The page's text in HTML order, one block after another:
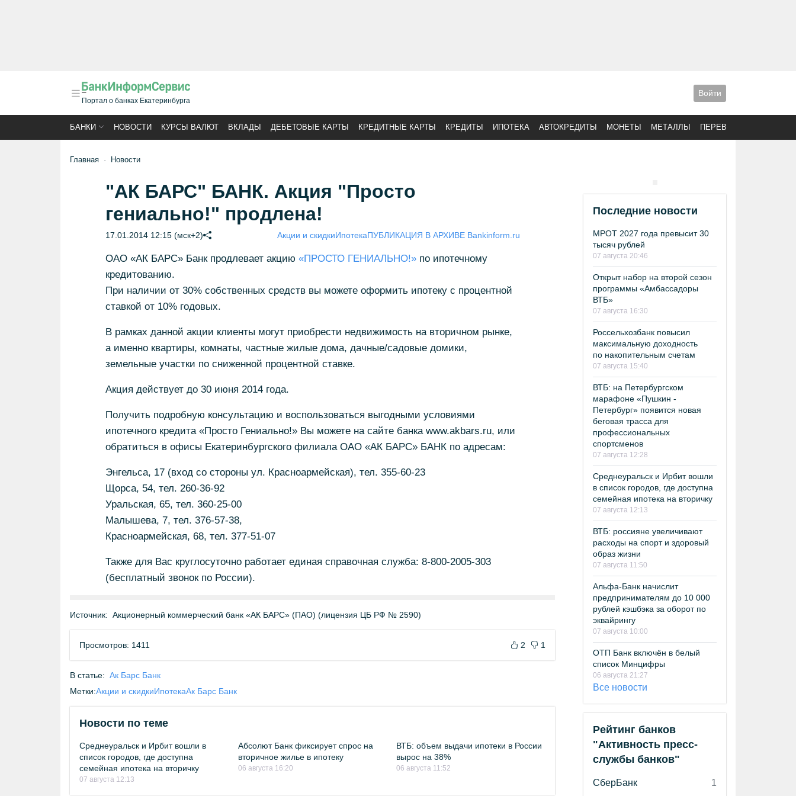
Портал о банках Екатеринбурга
Войти
БАНКИ НОВОСТИ КУРСЫ ВАЛЮТ ВКЛАДЫ ДЕБЕТОВЫЕ КАРТЫ КРЕДИТНЫЕ КАРТЫ КРЕДИТЫ ИПОТЕКА АВТОКРЕДИТЫ МОНЕТЫ МЕТАЛЛЫ ПЕРЕВОДЫ
Главная Новости
"АК БАРС" БАНК. Акция "Просто
гениально!" продлена!
17.01.2014 12:15 (мск+2) Акции и скидкиИпотекаПУБЛИКАЦИЯ В АРХИВЕ Bankinform.ru
ОАО «АК БАРС» Банк продлевает акцию «ПРОСТО ГЕНИАЛЬНО!»по ипотечному
кредитованию.
При наличии от 30% собственных средств вы можете оформить ипотеку с процентной
ставкой от 10% годовых.
В рамках данной акции клиенты могут приобрести недвижимость на вторичном рынке,
а именно квартиры, комнаты, частные жилые дома, дачные/садовые домики,
земельные участки по сниженной процентной ставке.
Акция действует до 30 июня 2014 года.
Получить подробную консультацию и воспользоваться выгодными условиями
ипотечного кредита «Просто Гениально!» Вы можете на сайте банка www.akbars.ru, или
обратиться в офисы Екатеринбургского филиала ОАО «АК БАРС» БАНК по адресам:
Энгельса, 17 (вход со стороны ул. Красноармейская), тел. 355-60-23
Щорса, 54, тел. 260-36-92
Уральская, 65, тел. 360-25-00
Малышева, 7, тел. 376-57-38,
Красноармейская, 68, тел. 377-51-07
Также для Вас круглосуточно работает единая справочная служба: 8-800-2005-303
(бесплатный звонок по России).
Источник: Акционерный коммерческий банк «АК БАРС» (ПАО) (лицензия ЦБ РФ № 2590)
Просмотров: 1411 2 1
В статье: Ак Барс Банк
Метки:Акции и скидкиИпотекаАк Барс Банк
Новости по теме
Среднеуральск и Ирбит вошли в
список городов, где доступна
семейная ипотека на вторичку
07 августа 12:13
Абсолют Банк фиксирует спрос на
вторичное жилье в ипотеку
06 августа 16:20
ВТБ: объем выдачи ипотеки в России
вырос на 38%
06 августа 11:52
Последние новости
МРОТ 2027 года превысит 30
тысяч рублей
07 августа 20:46
Открыт набор на второй сезон
программы «Амбассадоры
ВТБ»
07 августа 16:30
Россельхозбанк повысил
максимальную доходность
по накопительным счетам
07 августа 15:40
ВТБ: на Петербургском
марафоне «Пушкин -
Петербург» появится новая
беговая трасса для
профессиональных
спортсменов
07 августа 12:28
Среднеуральск и Ирбит вошли
в список городов, где доступна
семейная ипотека на вторичку
07 августа 12:13
ВТБ: россияне увеличивают
расходы на спорт и здоровый
образ жизни
07 августа 11:50
Альфа-Банк начислит
предпринимателям до 10 000
рублей кэшбэка за оборот по
эквайрингу
07 августа 10:00
ОТП Банк включён в белый
список Минцифры
06 августа 21:27
Все новости
Рейтинг банков
"Активность пресс-
службы банков"
СберБанк
1